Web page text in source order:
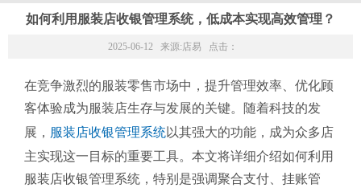
如何利用服装店收银管理系统，低成本实现高效管理？
2025-06-12 来源:店易 点击：
在竞争激烈的服装零售市场中，提升管理效率、优化顾
客体验成为服装店生存与发展的关键。随着科技的发
展， 服装店收银管理系统以其强大的功能，成为众多店
主实现这一目标的重要工具。本文将详细介绍如何利用
服装店收银管理系统，特别是强调聚合支付、挂账管